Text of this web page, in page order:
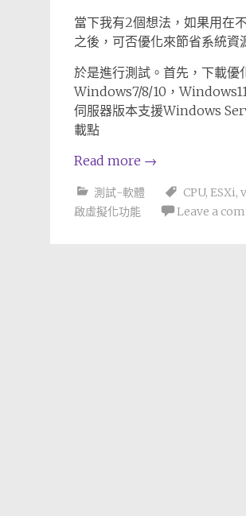
當下我有2個想法，如果用在
之後，可否優化來節省系統資
於是進行測試。首先，下載
Windows7/8/10，
伺服器版本支援Windows
載點
Read more →
測試-軟體 CPU, ESXi,
啟虛擬化功能
Leave a